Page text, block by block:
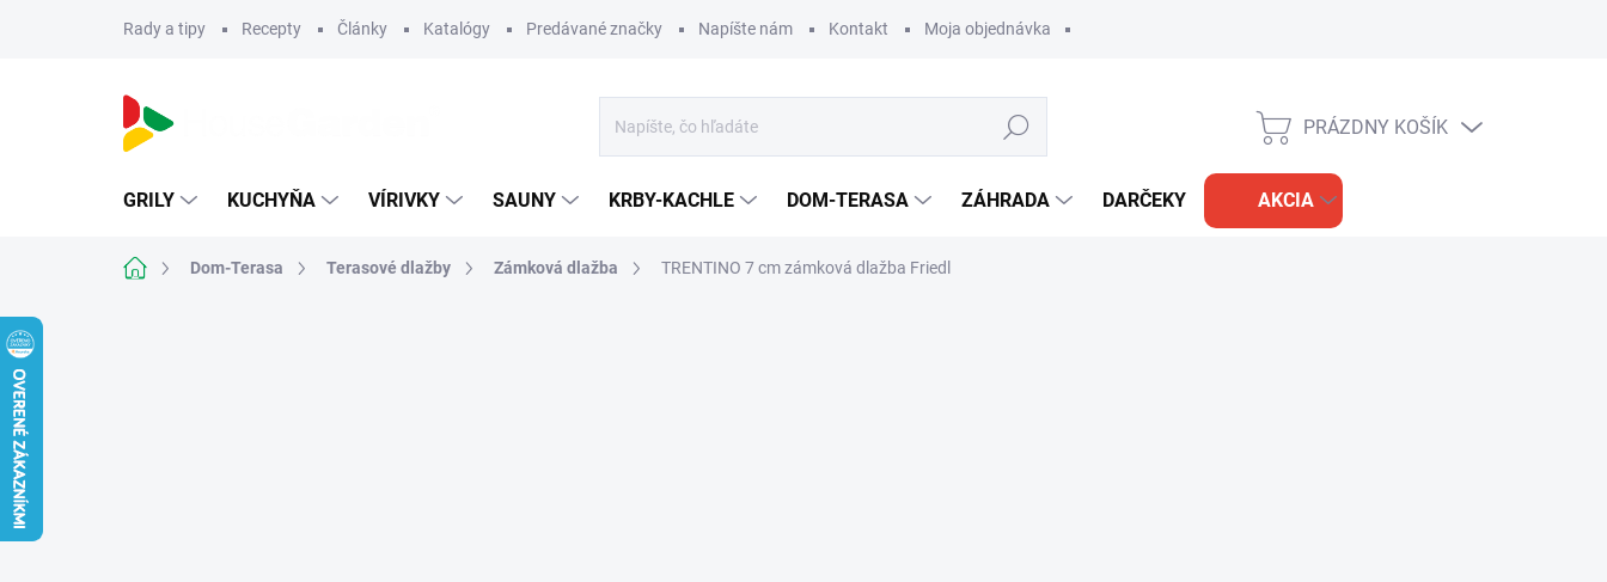
Rady a tipy Recepty Články Katalógy Predávané značky Napíšte nám Kontakt Moja objednávka
Hľadať
NÁKUPNÝ
PRÁZDNY KOŠÍK
GRILY KUCHYŇA VÍRIVKY SAUNY KRBY-KACHLE DOM-TERASA ZÁHRADA DARČEKY AKCIA
DomovDom-Terasa Terasové dlažby Zámková dlažba TRENTINO 7 cm zámková dlažba Friedl